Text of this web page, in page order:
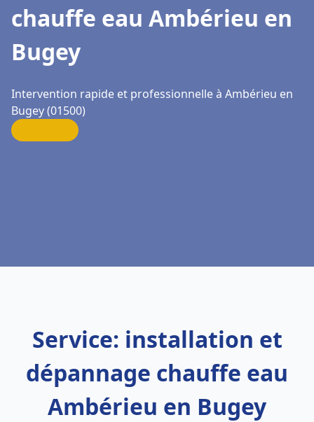
chauffe eau Ambérieu en
Bugey
Intervention rapide et professionnelle à Ambérieu en
Bugey (01500)
Service: installation et
dépannage chauffe eau
Ambérieu en Bugey